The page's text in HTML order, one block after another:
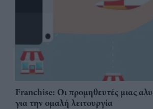
Franchise: Οι προμηθευτές μιας
για την ομαλή λειτουργία